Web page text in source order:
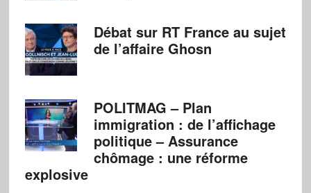
Débat sur RT France au sujet
de l’affaire Ghosn
POLITMAG – Plan
immigration : de l’affichage
politique – Assurance
chômage : une réforme
explosive